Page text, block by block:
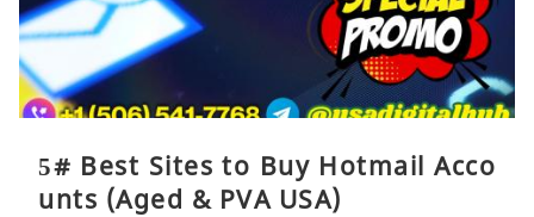
5# Best Sites to Buy Hotmail Acco
unts (Aged & PVA USA)